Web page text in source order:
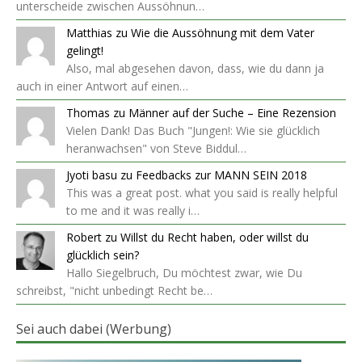
unterscheide zwischen Aussöhnun…
Matthias zu Wie die Aussöhnung mit dem Vater
gelingt!
Also, mal abgesehen davon, dass, wie du dann ja
auch in einer Antwort auf einen…
Thomas zu Männer auf der Suche – Eine Rezension
Vielen Dank! Das Buch "Jungen!: Wie sie glücklich
heranwachsen" von Steve Biddul…
Jyoti basu zu Feedbacks zur MANN SEIN 2018
This was a great post. what you said is really helpful
to me and it was really i…
Robert zu Willst du Recht haben, oder willst du
glücklich sein?
Hallo Siegelbruch, Du möchtest zwar, wie Du
schreibst, "nicht unbedingt Recht be…
Sei auch dabei (Werbung)